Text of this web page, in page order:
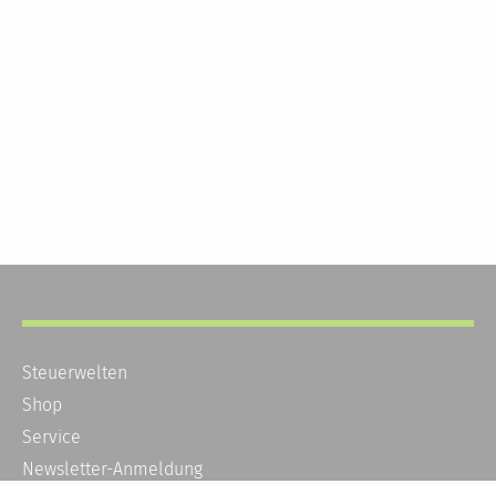
Steuerwelten
Shop
Service
Newsletter-Anmeldung